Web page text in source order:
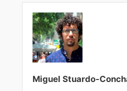
Miguel Stuardo-